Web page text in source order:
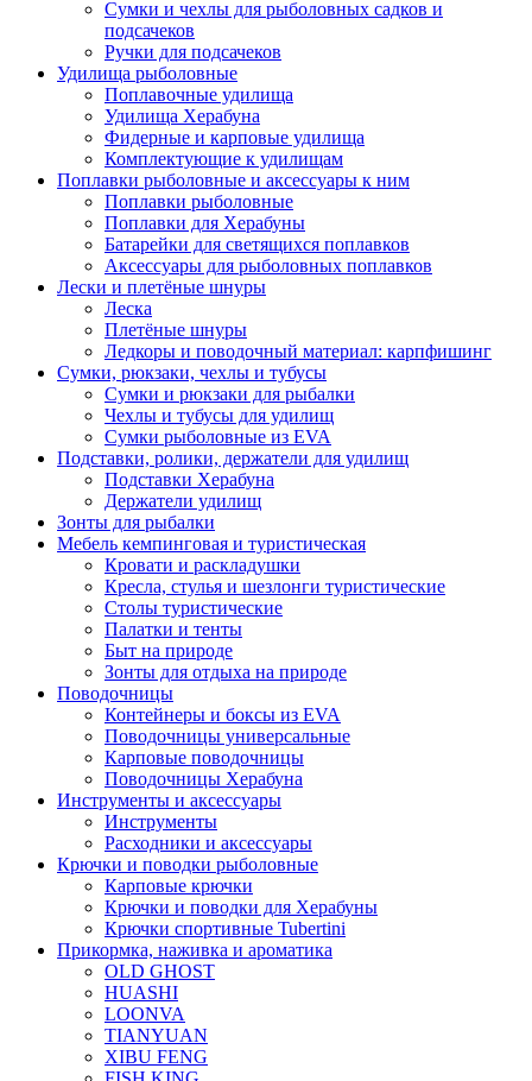
Сумки и чехлы для рыболовных садков и
подсачеков
Ручки для подсачеков
Удилища рыболовные
Поплавочные удилища
Удилища Херабуна
Фидерные и карповые удилища
Комплектующие к удилищам
Поплавки рыболовные и аксессуары к ним
Поплавки рыболовные
Поплавки для Херабуны
Батарейки для светящихся поплавков
Аксессуары для рыболовных поплавков
Лески и плетёные шнуры
Леска
Плетёные шнуры
Ледкоры и поводочный материал: карпфишинг
Сумки, рюкзаки, чехлы и тубусы
Сумки и рюкзаки для рыбалки
Чехлы и тубусы для удилищ
Сумки рыболовные из EVA
Подставки, ролики, держатели для удилищ
Подставки Херабуна
Держатели удилищ
Зонты для рыбалки
Мебель кемпинговая и туристическая
Кровати и раскладушки
Кресла, стулья и шезлонги туристические
Столы туристические
Палатки и тенты
Быт на природе
Зонты для отдыха на природе
Поводочницы
Контейнеры и боксы из EVA
Поводочницы универсальные
Карповые поводочницы
Поводочницы Херабуна
Инструменты и аксессуары
Инструменты
Расходники и аксессуары
Крючки и поводки рыболовные
Карповые крючки
Крючки и поводки для Херабуны
Крючки спортивные Tubertini
Прикормка, наживка и ароматика
OLD GHOST
HUASHI
LOONVA
TIANYUAN
XIBU FENG